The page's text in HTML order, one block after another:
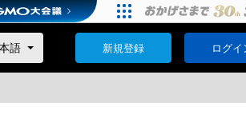
新規登録 ログイ